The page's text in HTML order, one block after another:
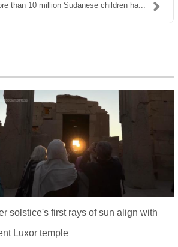
than 10 million Sudanese children ha...
solstice's first rays of sun align with
Luxor temple